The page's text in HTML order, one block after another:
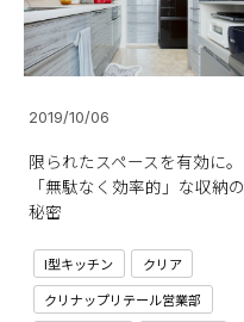
2019/10/06
限られたスペースを有効に。
「無駄なく効率的」な収納の
秘密
I型キッチン
クリア
クリナップリテール営業部